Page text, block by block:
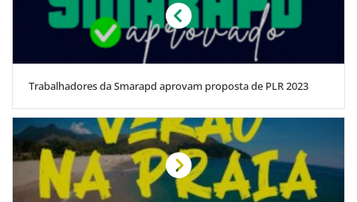
Trabalhadores da Smarapd aprovam proposta de PLR 2023